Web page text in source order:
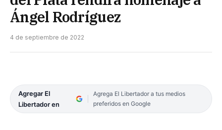
Ángel Rodríguez
4 de septiembre de 2022
Agregar El
Libertador en
Agrega El Libertador a tus medios
preferidos en Google